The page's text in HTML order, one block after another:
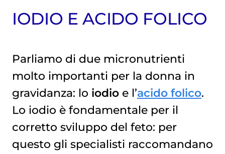
IODIO E ACIDO FOLICO
Parliamo di due micronutrienti
molto importanti per la donna in
gravidanza: lo iodioe l’acido folico.
Lo iodio è fondamentale per il
corretto sviluppo del feto: per
questo gli specialisti raccomandano